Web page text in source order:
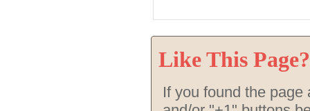
Like This Page?
If you found the